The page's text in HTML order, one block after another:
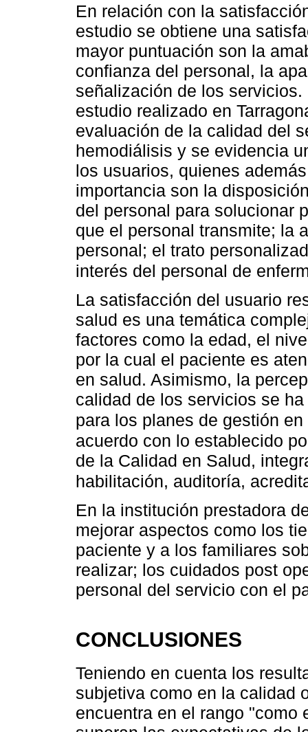
En relación con la
estudio se obtiene una
mayor puntuación son la
confianza del personal, la
señalización de los
estudio realizado en
evaluación de la calidad del
hemodiálisis y se evidencia
los usuarios, quienes
importancia son la
del personal para solucionar
que el personal transmite; la
personal; el trato
interés del personal de
La satisfacción del usuario
salud es una temática
factores como la edad, el
por la cual el paciente es
en salud. Asimismo, la
calidad de los servicios se
para los planes de gestión
acuerdo con lo establecido
de la Calidad en Salud,
habilitación, auditoría,
En la institución prestadora
mejorar aspectos como los
paciente y a los familiares
realizar; los cuidados post
personal del servicio con el
CONCLUSIONES
Teniendo en cuenta los
subjetiva como en la calidad
encuentra en el rango "como